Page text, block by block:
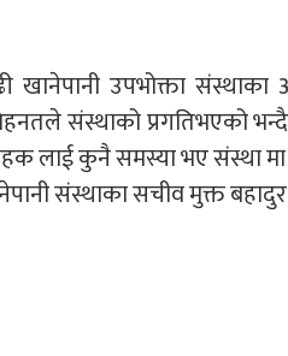
खानेपानी उपभोक्ता
संस्थाको प्रगतिभएको
लाई कुनै समस्या भए संस्था
संस्थाका सचीव मुक्त